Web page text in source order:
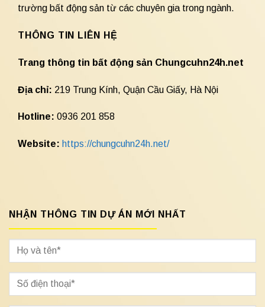
trường bất động sản từ các chuyên gia trong ngành.
THÔNG TIN LIÊN HỆ
Trang thông tin bất động sản Chungcuhn24h.net
Địa chỉ: 219 Trung Kính, Quận Cầu Giấy, Hà Nội
Hotline: 0936 201 858
Website: https://chungcuhn24h.net/
NHẬN THÔNG TIN DỰ ÁN MỚI NHẤT